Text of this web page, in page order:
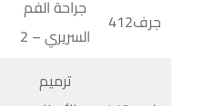
جرف412
جراحة الفم
السريري – 2
ترميم